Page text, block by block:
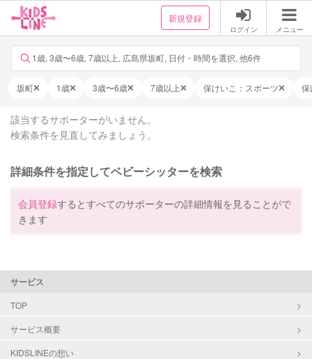
新規登録
ログイン メニュー
1歳, 3歳〜6歳, 7歳以上, 広島県坂町, 日付・時間を選択, 他6件
坂町 1歳 3歳〜6歳 7歳以上 保けいこ：スポーツ 保
該当するサポーターがいません。
検索条件を見直してみましょう。
詳細条件を指定してベビーシッターを検索
会員登録するとすべてのサポーターの詳細情報を見ることがで
きます
サービス
TOP
サービス概要
KIDSLINEの想い